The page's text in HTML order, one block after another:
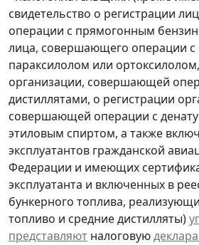
свидетельство о регистрации
операции с прямогонным
лица, совершающего операции с
параксилолом или
организации, совершающей
дистиллятами, о регистрации
совершающей операции с
этиловым спиртом, а также
эксплуатантов гражданской
Федерации и имеющих
эксплуатанта и включенных в
бункерного топлива,
топливо и средние дистилляты)
представляют налоговую